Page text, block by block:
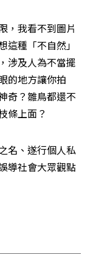
，我看不到圖片
種「不自然」
涉及人為不當擺
的地方讓你拍
奇？雛鳥都還不
條上面？
名、遂行個人私
導社會大眾觀點